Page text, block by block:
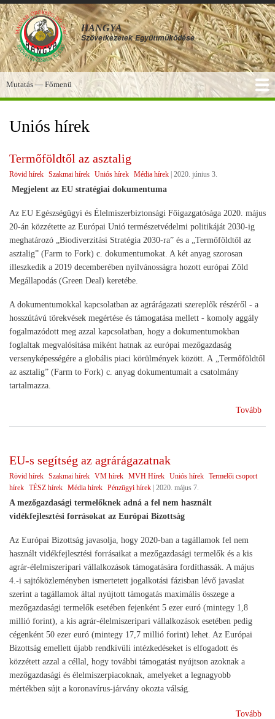
Ugrás
a
tartalomra
HANGYA
Szövetkezetek Együttműködése
Főmenü
Mutatás — Főmenü
Uniós hírek
Termőföldtől az asztalig
Rövid hírek Szakmai hírek Uniós hírek Média hírek 2020. június 3.
Megjelent az EU stratégiai dokumentuma
Az EU Egészségügyi és Élelmiszerbiztonsági Főigazgatósága 2020. május
20-án közzétette az Európai Unió természetvédelmi politikáját 2030-ig
meghatározó „Biodiverzitási Stratégia 2030-ra” és a „Termőföldtől az
asztalig” (Farm to Fork) c. dokumentumokat. A két anyag szorosan
illeszkedik a 2019 decemberében nyilvánosságra hozott európai Zöld
Megállapodás (Green Deal) keretébe.
A dokumentumokkal kapcsolatban az agrárágazati szereplők részéről - a
hosszútávú törekvések megértése és támogatása mellett - komoly aggály
fogalmazódott meg azzal kapcsolatban, hogy a dokumentumokban
foglaltak megvalósítása miként hatnak az európai mezőgazdaság
versenyképességére a globális piaci körülmények között. A „Termőföldtől
az asztalig” (Farm to Fork) c. anyag dokumentumait a csatolmány
tartalmazza.
Tovább
EU-s segítség az agrárágazatnak
Rövid hírek Szakmai hírek VM hírek MVH Hírek Uniós hírek Termelői csoport
hírek TÉSZ hírek Média hírek Pénzügyi hírek 2020. május 7.
A mezőgazdasági termelőknek adná a fel nem használt
vidékfejlesztési forrásokat az Európai Bizottság
Az Európai Bizottság javasolja, hogy 2020-ban a tagállamok fel nem
használt vidékfejlesztési forrásaikat a mezőgazdasági termelők és a kis
agrár-élelmiszeripari vállalkozások támogatására fordíthassák. A május
4.-i sajtóközleményben ismertetett jogalkotási fázisban lévő javaslat
szerint a tagállamok által nyújtott támogatás maximális összege a
mezőgazdasági termelők esetében fejenként 5 ezer euró (mintegy 1,8
millió forint), a kis agrár-élelmiszeripari vállalkozások esetében pedig
cégenként 50 ezer euró (mintegy 17,7 millió forint) lehet. Az Európai
Bizottság emellett újabb rendkívüli intézkedéseket is elfogadott és
közzétett azzal a céllal, hogy további támogatást nyújtson azoknak a
mezőgazdasági és élelmiszerpiacoknak, amelyeket a legnagyobb
mértékben sújt a koronavírus-járvány okozta válság.
Tovább